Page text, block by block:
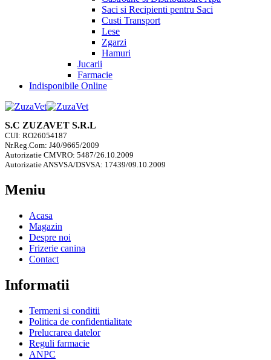
Saci si Recipienti pentru Saci
Custi Transport
Lese
Zgarzi
Hamuri
Jucarii
Farmacie
Indisponibile Online
S.C ZUZAVET S.R.L
CUI: RO26054187
Nr.Reg.Com: J40/9665/2009
Autorizatie CMVRO: 5487/26.10.2009
Autorizatie ANSVSA/DSVSA: 17439/09.10.2009
Meniu
Acasa
Magazin
Despre noi
Frizerie canina
Contact
Informatii
Termeni si conditii
Politica de confidentialitate
Prelucrarea datelor
Reguli farmacie
ANPC